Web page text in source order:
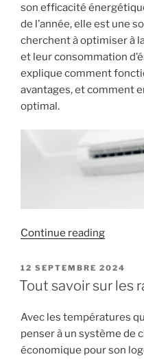
son efficacité
de l’année, elle est une
cherchent à optimiser à
et leur consommation
explique comment
avantages, et comment
optimal.
Continue reading« La
:
et
POSTED
ON
12 SEPTEMBRE 2024
Tout savoir sur les
Avec les températures
penser à un système de
économique pour son